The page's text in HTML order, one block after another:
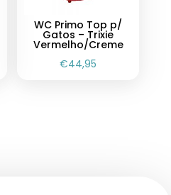
WC Primo Top p/
Gatos – Trixie
Vermelho/Creme
€44,95